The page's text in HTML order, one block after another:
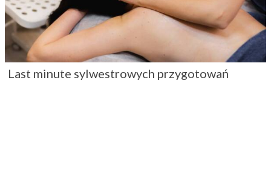
Last minute sylwestrowych przygotowań